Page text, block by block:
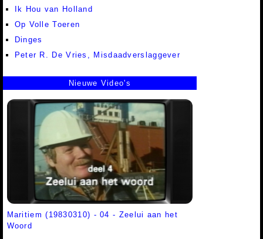
Ik Hou van Holland
Op Volle Toeren
Dinges
Peter R. De Vries, Misdaadverslaggever
Nieuwe Video's
Maritiem (19830310) - 04 - Zeelui aan het
Woord